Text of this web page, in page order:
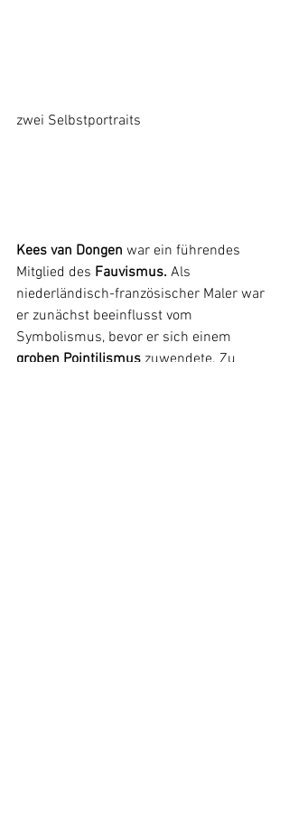
zwei Selbstportraits
Kees van Dongen war ein führendes
Mitglied des Fauvismus. Als
niederländisch-französischer Maler war
er zunächst beeinflusst vom
Symbolismus, bevor er sich einem
groben Pointilismus zuwendete. Zu